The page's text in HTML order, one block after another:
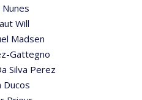
Nunes
Will
Madsen
Gattegno
Silva Perez
Ducos